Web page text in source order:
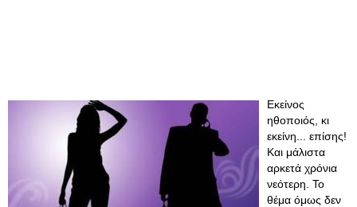
Εκείνος
ηθοποιός, κι
εκείνη... επίσης!
Και μάλιστα
αρκετά χρόνια
νεότερη. Το
θέμα όμως δεν